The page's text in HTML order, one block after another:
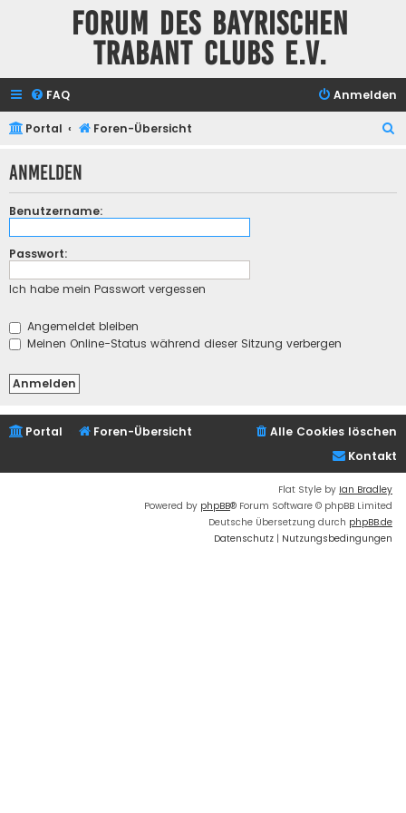
Forum des Bayrischen
Trabant Clubs e.V.
FAQ Anmelden
Portal Foren-Übersicht
h
Anmelden
Benutzername:
Passwort:
Ich habe mein Passwort vergessen
Angemeldet bleiben
Meinen Online-Status während dieser Sitzung verbergen
Portal Foren-Übersicht
Alle Cookies löschen
Kontakt
Flat Style by Ian Bradley
Powered by phpBB® Forum Software © phpBB Limited
Deutsche Übersetzung durch phpBB.de
Datenschutz | Nutzungsbedingungen